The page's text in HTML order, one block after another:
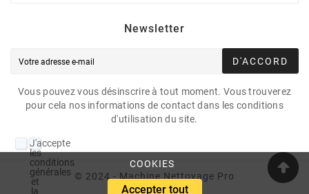
COOKIES
Accepter tout
Newsletter
D'ACCORD
Vous pouvez vous désinscrire à tout moment. Vous trouverez
pour cela nos informations de contact dans les conditions
d'utilisation du site.
J'accepte
les
conditions
générales
et
la
© 2024 - Machine Nettoyage Pro